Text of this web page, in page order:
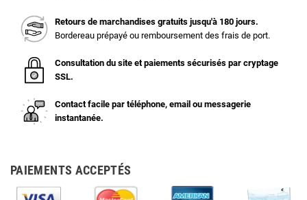
Retours de marchandises gratuits jusqu'à 180 jours.
Bordereau prépayé ou remboursement des frais de port.
Consultation du site et paiements sécurisés par cryptage
SSL.
Contact facile par téléphone, email ou messagerie
instantanée.
PAIEMENTS ACCEPTÉS